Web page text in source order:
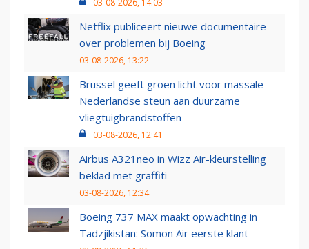
03-08-2026, 14:03
Netflix publiceert nieuwe documentaire
over problemen bij Boeing
03-08-2026, 13:22
Brussel geeft groen licht voor massale
Nederlandse steun aan duurzame
vliegtuigbrandstoffen
03-08-2026, 12:41
Airbus A321neo in Wizz Air-kleurstelling
beklad met graffiti
03-08-2026, 12:34
Boeing 737 MAX maakt opwachting in
Tadzjikistan: Somon Air eerste klant